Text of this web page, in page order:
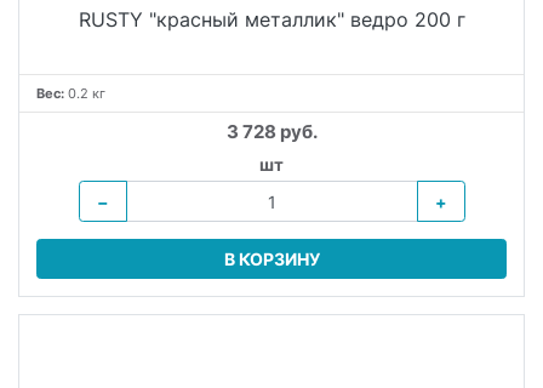
RUSTY "красный металлик" ведро 200 г
Вес: 0.2 кг
3 728 руб.
шт
−
+
В КОРЗИНУ